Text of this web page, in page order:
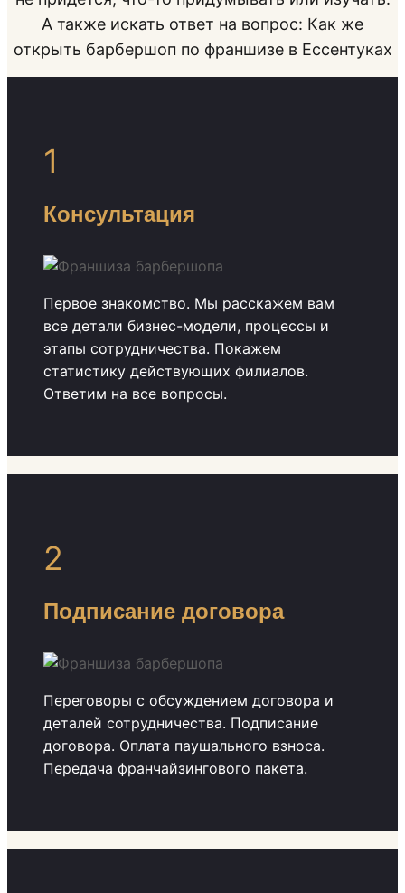
А также искать ответ на вопрос: Как же
открыть барбершоп по франшизе в Ессентуках
1
Консультация
Первое знакомство. Мы расскажем вам
все детали бизнес-модели, процессы и
этапы сотрудничества. Покажем
статистику действующих филиалов.
Ответим на все вопросы.
2
Подписание договора
Переговоры с обсуждением договора и
деталей сотрудничества. Подписание
договора. Оплата паушального взноса.
Передача франчайзингового пакета.